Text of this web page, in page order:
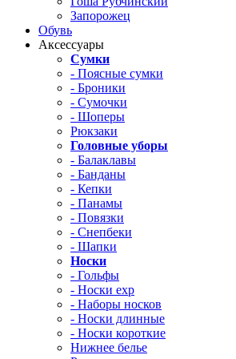
Запорожец
Обувь
Аксессуары
Сумки
- Поясные сумки
- Броники
- Сумочки
- Шоперы
Рюкзаки
Головные уборы
- Балаклавы
- Банданы
- Кепки
- Панамы
- Повязки
- Снепбеки
- Шапки
Носки
- Гольфы
- Носки exp
- Наборы носков
- Носки длинные
- Носки короткие
Нижнее белье